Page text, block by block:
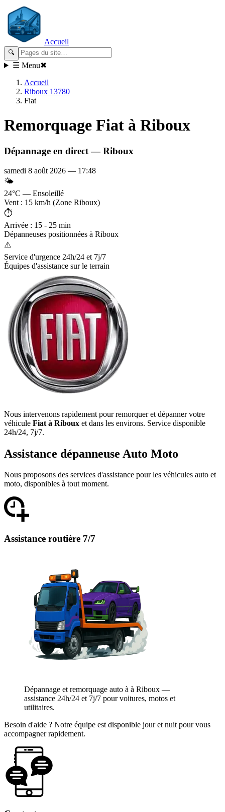
Accueil
🔍
☰ Menu✖
Accueil
Riboux 13780
Fiat
Remorquage Fiat à Riboux
Dépannage en direct —Riboux
samedi 8 août 2026 — 17:48
🌤️
24°C — Ensoleillé
Vent : 15 km/h (Zone Riboux)
⏱️
Arrivée : 15 - 25 min
Dépanneuses positionnées à Riboux
⚠️
Service d'urgence 24h/24 et 7j/7
Équipes d'assistance sur le terrain
Nous intervenons rapidement pour remorquer et dépanner votre
véhicule Fiat à Riboux et dans les environs. Service disponible
24h/24, 7j/7.
Assistance dépanneuse Auto Moto
Nous proposons des services d'assistance pour les véhicules auto et
moto, disponibles à tout moment.
Assistance routière 7/7
Dépannage et remorquage auto à à Riboux —
assistance 24h/24 et 7j/7 pour voitures, motos et
utilitaires.
Besoin d'aide ? Notre équipe est disponible jour et nuit pour vous
accompagner rapidement.